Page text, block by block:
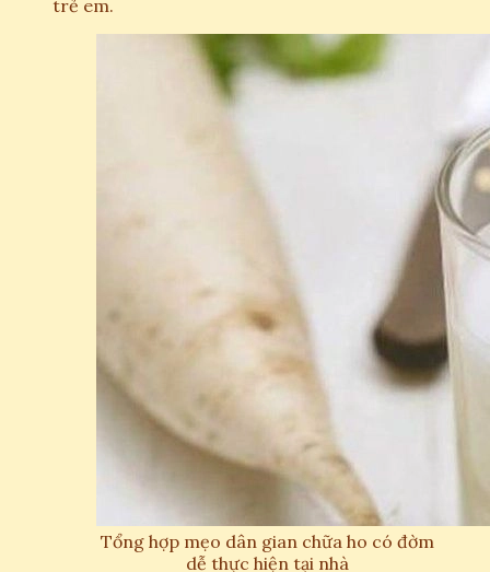
trẻ em.
Tổng hợp mẹo dân gian chữa ho có đờm
dễ thực hiện tại nhà